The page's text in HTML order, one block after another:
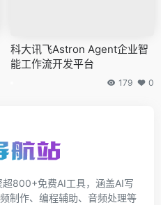
科大讯飞Astron Agent企业智
能工作流开发平台
179 0
800+免费AI工具，涵盖AI写
制作、编程辅助、音频处理等